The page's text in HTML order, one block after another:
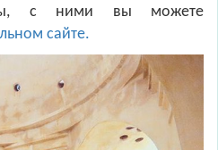
с ними вы можете
сайте.